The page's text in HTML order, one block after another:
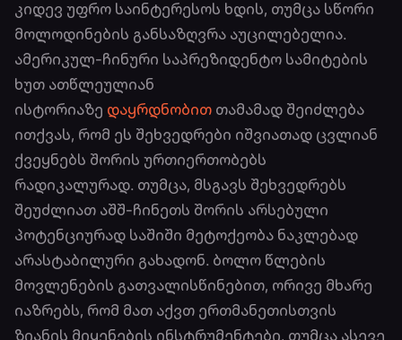
კიდევ უფრო საინტერესოს ხდის, თუმცა სწორი
მოლოდინების განსაზღვრა აუცილებელია.
ამერიკულ-ჩინური საპრეზიდენტო სამიტების
ხუთ ათწლეულიან
ისტორიაზე დაყრდნობით თამამად შეიძლება
ითქვას, რომ ეს შეხვედრები იშვიათად ცვლიან
ქვეყნებს შორის ურთიერთობებს
რადიკალურად. თუმცა, მსგავს შეხვედრებს
შეუძლიათ აშშ-ჩინეთს შორის არსებული
პოტენციურად საშიში მეტოქეობა ნაკლებად
არასტაბილური გახადონ. ბოლო წლების
მოვლენების გათვალისწინებით, ორივე მხარე
იაზრებს, რომ მათ აქვთ ერთმანეთისთვის
ზიანის მიყენების ინსტრუმენტები, თუმცა ასევე